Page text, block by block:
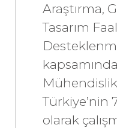
Araştırma,
Tasarım
Türkiye’nin
olarak